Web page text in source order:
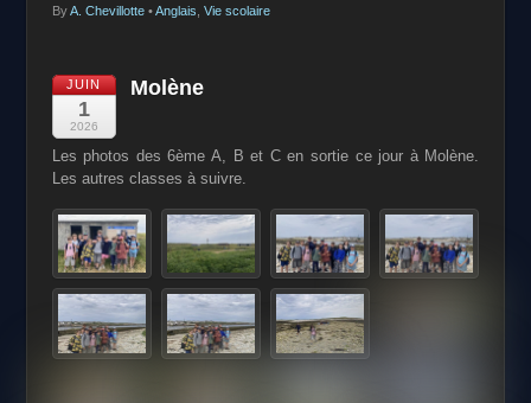
ByA. Chevillotte• Anglais Vie scolaire
JUIN
1
2026
Molène
Les photos des 6ème A, B et C en sortie ce jour à Molène.
Les autres classes à suivre.